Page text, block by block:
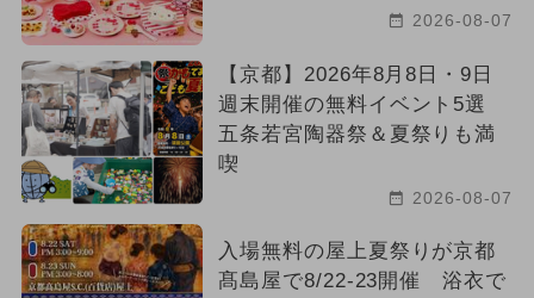
2025年6月のイベント
2026-08-07
【京都】2026年8月8日・9日
週末開催の無料イベント5選
五条若宮陶器祭＆夏祭りも満
喫
2026-08-07
入場無料の屋上夏祭りが京都
髙島屋で8/22-23開催 浴衣で